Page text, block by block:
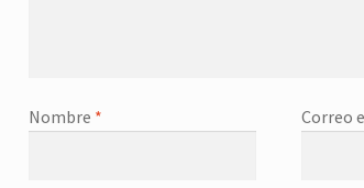
Nombre * Correo